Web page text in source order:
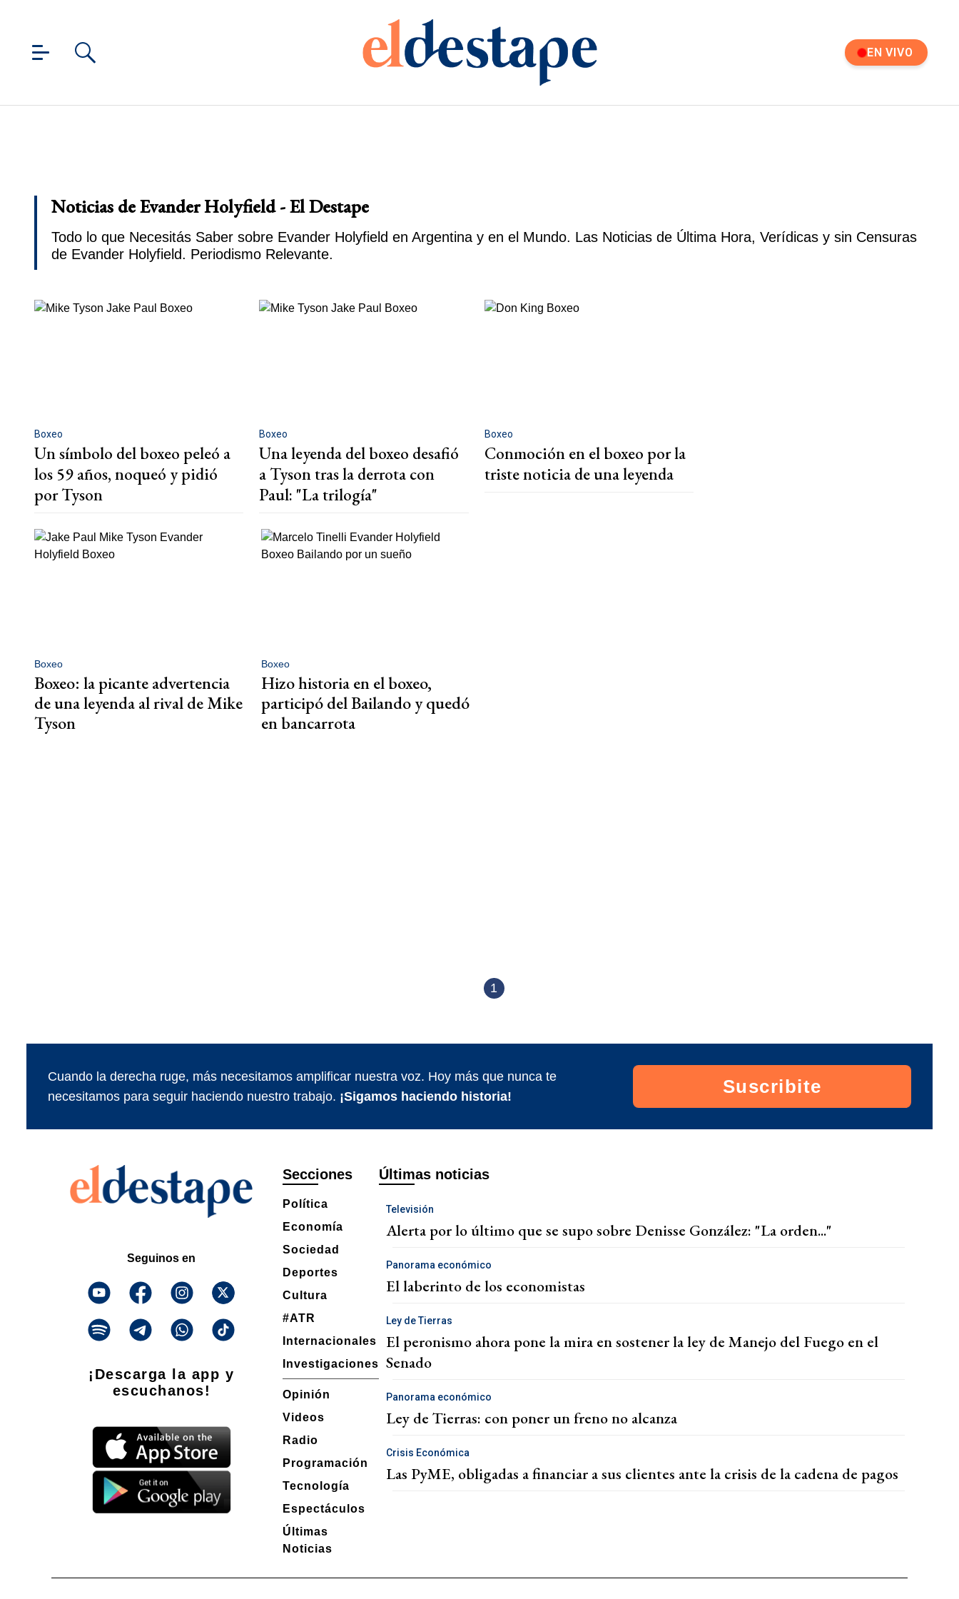
EN VIVO
Noticias de Evander Holyfield - El Destape
Todo lo que Necesitás Saber sobre Evander Holyfield en Argentina y en el Mundo. Las Noticias de Última Hora, Verídicas y sin Censuras
de Evander Holyfield. Periodismo Relevante.
Boxeo
Un símbolo del boxeo peleó a
los 59 años, noqueó y pidió
por Tyson
Boxeo
Una leyenda del boxeo desafió
a Tyson tras la derrota con
Paul: "La trilogía"
Boxeo
Conmoción en el boxeo por la
triste noticia de una leyenda
Boxeo
Boxeo: la picante advertencia
de una leyenda al rival de Mike
Tyson
Boxeo
Hizo historia en el boxeo,
participó del Bailando y quedó
en bancarrota
1
Cuando la derecha ruge, más necesitamos amplificar nuestra voz. Hoy más que nunca te
necesitamos para seguir haciendo nuestro trabajo. ¡Sigamos haciendo historia! Suscribite
Seguinos en
¡Descarga la app y
escuchanos!
Secciones
Política
Economía
Sociedad
Deportes
Cultura
#ATR
Internacionales
Investigaciones
Opinión
Videos
Radio
Programación
Tecnología
Espectáculos
Últimas
Noticias
Últimas noticias
Televisión
Alerta por lo último que se supo sobre Denisse González: "La orden..."
Panorama económico
El laberinto de los economistas
Ley de Tierras
El peronismo ahora pone la mira en sostener la ley de Manejo del Fuego en el
Senado
Panorama económico
Ley de Tierras: con poner un freno no alcanza
Crisis Económica
Las PyME, obligadas a financiar a sus clientes ante la crisis de la cadena de pagos